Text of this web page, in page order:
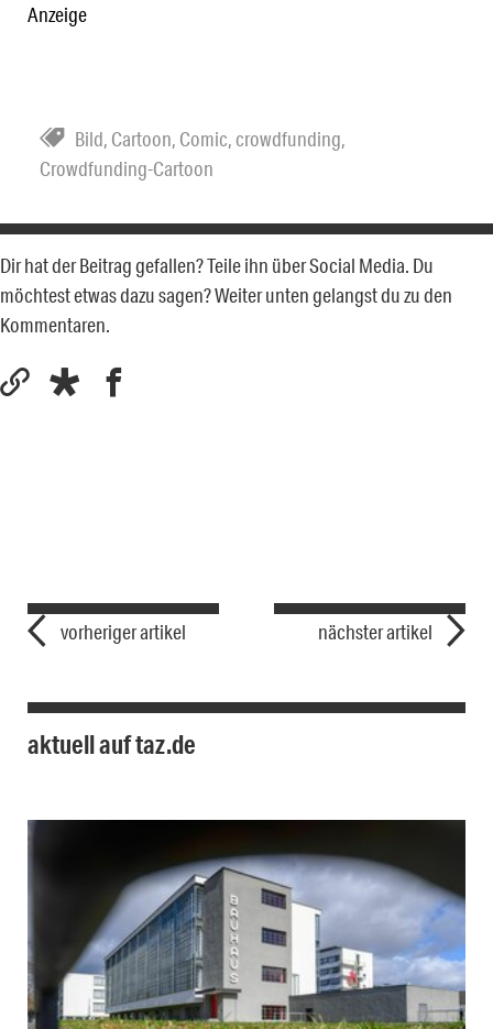
Anzeige
Bild, Cartoon, Comic, crowdfunding,
Crowdfunding-Cartoon
Dir hat der Beitrag gefallen? Teile ihn über Social Media. Du
möchtest etwas dazu sagen? Weiter unten gelangst du zu den
Kommentaren.
vorheriger artikel nächster artikel
aktuell auf taz.de